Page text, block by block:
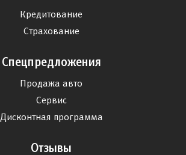
Кредитование
Страхование
Спецпредложения
Продажа авто
Сервис
Дисконтная программа
Отзывы